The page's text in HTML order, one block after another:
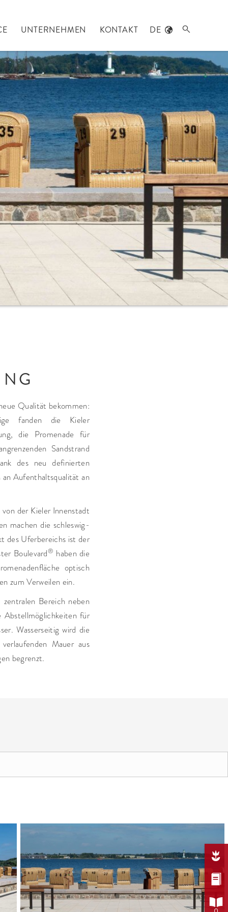
UNTERNEHMEN KONTAKT DE 
Qualität bekommen:
fanden die Kieler
die Promenade für
Sandstrand
des neu definierten
Aufenthaltsqualität an
der Kieler Innenstadt
machen die schleswig-
des Uferbereichs ist der
Boulevard® haben die
optisch
zum Verweilen ein.
Bereich neben
Abstellmöglichkeiten für
Wasserseitig wird die
Mauer aus
begrenzt.


